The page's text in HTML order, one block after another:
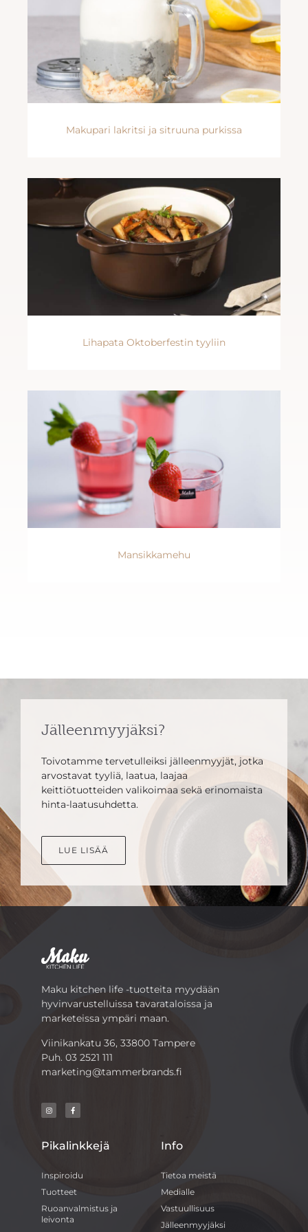
Makupari lakritsi ja sitruuna purkissa
Lihapata Oktoberfestin tyyliin
Mansikkamehu
Jälleenmyyjäksi?
Toivotamme tervetulleiksi jälleenmyyjät, jotka
arvostavat tyyliä, laatua, laajaa
keittiötuotteiden valikoimaa sekä erinomaista
hinta-laatusuhdetta.
LUE LISÄÄ
Maku kitchen life -tuotteita myydään
hyvinvarustelluissa tavarataloissa ja
marketeissa ympäri maan.
Viinikankatu 36, 33800 Tampere
Puh. 03 2521 111
marketing@tammerbrands.fi
Pikalinkkejä
Inspiroidu
Tuotteet
Ruoanvalmistus ja
leivonta
Info
Tietoa meistä
Medialle
Vastuullisuus
Jälleenmyyjäksi